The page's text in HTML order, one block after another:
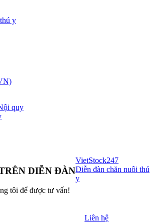
y
quy
DIỄN ĐÀN
tôi để được tư vấn!
Liên hệ
VietStock247
Diễn đàn chăn nuôi thú
y